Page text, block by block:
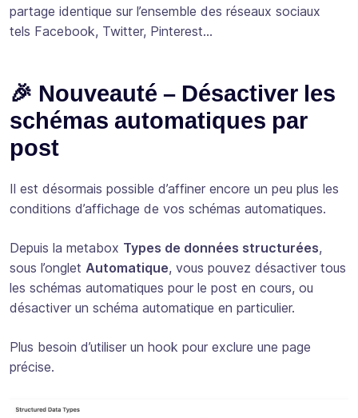
partage identique sur l’ensemble des réseaux sociaux
tels Facebook, Twitter, Pinterest…
🎉 Nouveauté – Désactiver les
schémas automatiques par
post
Il est désormais possible d’affiner encore un peu plus les
conditions d’affichage de vos schémas automatiques.
Depuis la metabox Types de données structurées,
sous l’onglet Automatique, vous pouvez désactiver tous
les schémas automatiques pour le post en cours, ou
désactiver un schéma automatique en particulier.
Plus besoin d’utiliser un hook pour exclure une page
précise.